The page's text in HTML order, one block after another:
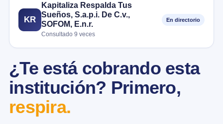
KR
Kapitaliza Respalda Tus
Sueños, S.a.p.i. De C.v.,
SOFOM, E.n.r.
Consultado 9 veces
En directorio
¿Te está cobrando esta
institución? Primero,
respira.